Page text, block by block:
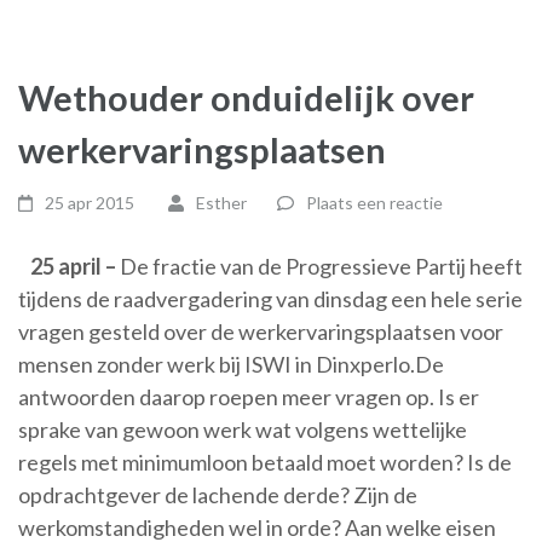
Wethouder onduidelijk over
werkervaringsplaatsen
25 apr 2015 Esther Plaats een reactie
25 april – De fractie van de Progressieve Partij heeft
tijdens de raadvergadering van dinsdag een hele serie
vragen gesteld over de werkervaringsplaatsen voor
mensen zonder werk bij ISWI in Dinxperlo.De
antwoorden daarop roepen meer vragen op. Is er
sprake van gewoon werk wat volgens wettelijke
regels met minimumloon betaald moet worden? Is de
opdrachtgever de lachende derde? Zijn de
werkomstandigheden wel in orde? Aan welke eisen